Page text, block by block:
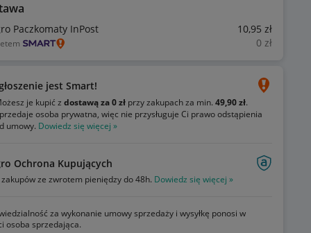
Paczkomaty InPost 10,95 zł
0 zł
jest Smart!
je kupić z dostawą za 0 zł przy zakupach za min. 49,90 zł.
osoba prywatna, więc nie przysługuje Ci prawo odstąpienia
umowy. Dowiedz się więcej »
Ochrona Kupujących
zakupów ze zwrotem pieniędzy do 48h. Dowiedz się więcej »
za wykonanie umowy sprzedaży i wysyłkę ponosi w
osoba sprzedająca.